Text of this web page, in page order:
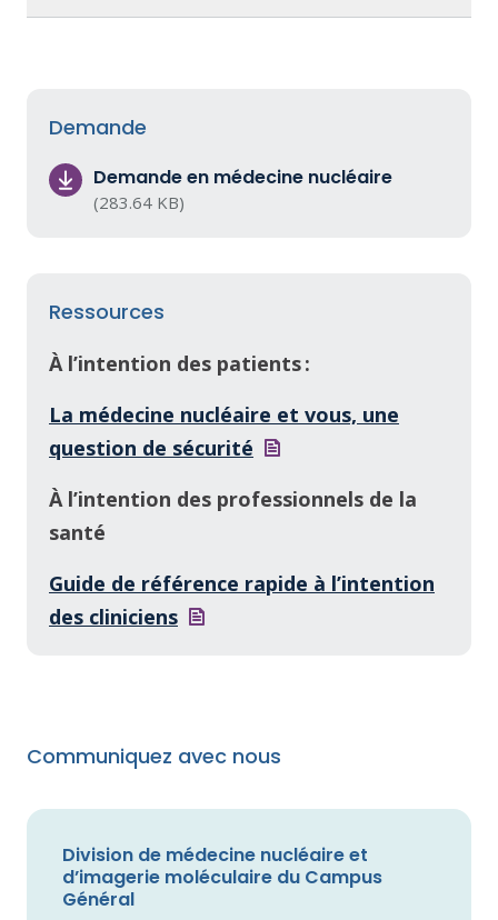
Demande
Demande en médecine nucléaire
(283.64 KB)
Ressources
À l’intention des patients :
La médecine nucléaire et vous, une
question de sécurité
À l’intention des professionnels de la
santé
Guide de référence rapide à l’intention
des cliniciens
Communiquez avec nous
Division de médecine nucléaire et
d’imagerie moléculaire du Campus
Général